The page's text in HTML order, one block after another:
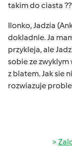
takim do ciasta
Ilonko, Jadzia
dokladnie. Ja
przykleja, ale
sobie ze zwyklym
z blatem. Jak sie
rozwiazuje